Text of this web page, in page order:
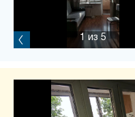
1 из 5